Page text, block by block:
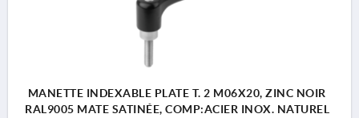
MANETTE INDEXABLE PLATE T. 2 M06X20, ZINC NOIR
RAL9005 MATE SATINÉE, COMP:ACIER INOX. NATUREL